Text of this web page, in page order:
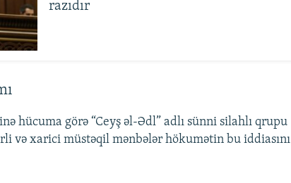
razıdır
hücuma görə “Ceyş əl-Ədl” adlı sünni silahlı qrupu
və xarici müstəqil mənbələr hökumətin bu